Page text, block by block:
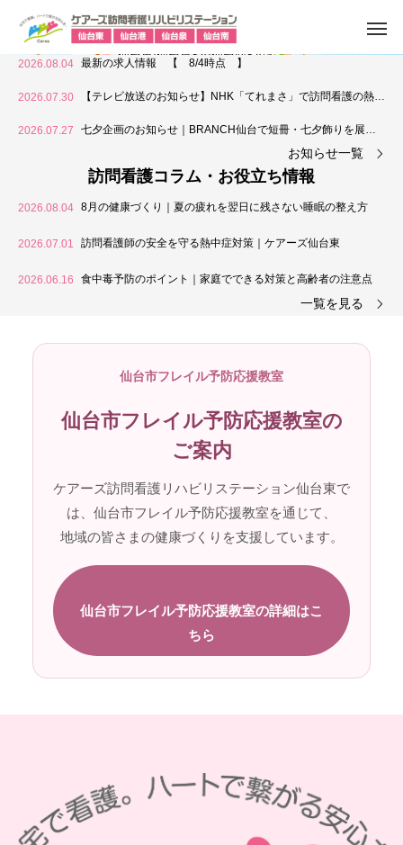
『その人らしさを支える訪問看護』
ケアーズ訪問看護リハビリステーション
仙台東/仙台泉SA/仙台南SAは、
仙台市および近郊地域で、多職種が連携し
訪問看護・訪問リハビリを提供しています。
2026.08.04 最新の求人情報 【 8/4時点 】
2026.07.30
【テレビ放送のお知らせ】NHK「てれまさ」で訪問看護の熱中
2026.07.27
七夕企画のお知らせ｜BRANCH仙台で短冊・七夕飾りを展示
お知らせ一覧
訪問看護コラム・お役立ち情報
2026.08.04 8月の健康づくり｜夏の疲れを翌日に残さない睡眠の整え方
2026.07.01 訪問看護師の安全を守る熱中症対策｜ケアーズ仙台東
2026.06.16 食中毒予防のポイント｜家庭でできる対策と高齢者の注意点
一覧を見る
仙台市フレイル予防応援教室
仙台市フレイル予防応援教室の
ご案内
ケアーズ訪問看護リハビリステーション仙台東で
は、仙台市フレイル予防応援教室を通じて、
地域の皆さまの健康づくりを支援しています。
仙台市フレイル予防応援教室の詳細はこ
ちら